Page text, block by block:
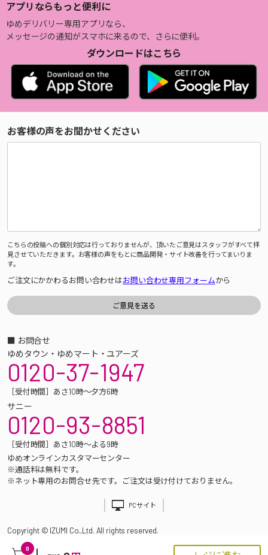
0
アプリならもっと便利に
ゆめデリバリー専用アプリなら、
メッセージの通知がスマホに来るので、さらに便利。
ダウンロードはこちら
お客様の声をお聞かせください
こちらの投稿への個別対応は行っておりませんが、頂いたご意見はスタッフがすべて拝
見させていただきます。お客様の声をもとに商品開発・サイト改善を行ってまいりま
す。
ご注文にかかわるお問い合わせはお問い合わせ専用フォームから
■ お問合せ
ゆめタウン・ゆめマート・ユアーズ
0120-37-1947
［受付時間］あさ10時～夕方6時
サニー
0120-93-8851
［受付時間］あさ10時～よる9時
ゆめオンラインカスタマーセンター
※通話料は無料です。
※ネット専用のお問合せ先です。ご注文は受け付けておりません。
PCサイト
Copyright © IZUMI Co.,Ltd. All rights reserved.